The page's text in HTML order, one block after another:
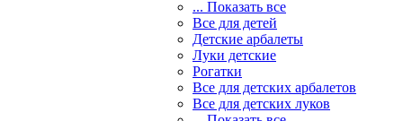
... Показать все
Все для детей
Детские арбалеты
Луки детские
Рогатки
Все для детских арбалетов
Все для детских луков